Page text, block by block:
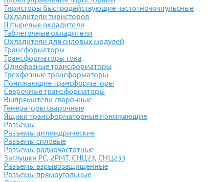
Тиристоры быстродействующие частотно-импульсные
Охладители тиристоров
Штыревые охладители
Таблеточные охладители
Охладители для силовых модулей
Трансформаторы
Трансформаторы тока
Однофазные трансформаторы
Трехфазные трансформаторы
Понижающие трансформаторы
Сварочные трансформаторы
Выпрямители сварочные
Генераторы сварочные
Ящики трансформаторные понижающие
Разъемы
Разъемы цилиндрические
Разъемы силовые
Разъемы радиочастотные
Заглушки РС, 2РМТ, СНЦ23, СНЦ233
Разъемы взрывозащищенные
Разъемы прямоугольные